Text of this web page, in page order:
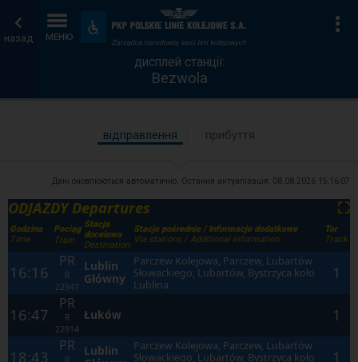
назад МЕНЮ
Пристосування
та
зручності
дисплей
станції
Головна
сторінка
дисплей станції:
Bezwola
відправлення прибуття
Дані оновлюються автоматично. Остання актуалізація: 08.08.2026 15:16:07
ODJAZDY Departures ⛶
Godzina
Time
Pociąg
Train
Stacja
docelowa
Destination
Stacje pośrednie / Informacje dodatkowe
Via stations / Additional information
Tor
Track
16:16
PR
R
22947
Lublin
Główny
Parczew Kolejowa, Parczew, Lubartów
Słowackiego, Lubartów, Bystrzyca koło
Lublina
1
16:47
PR
R
22914
Łuków 1
18:43
PR
R
Lublin
Parczew Kolejowa, Parczew, Lubartów
Słowackiego, Lubartów, Bystrzyca koło
1